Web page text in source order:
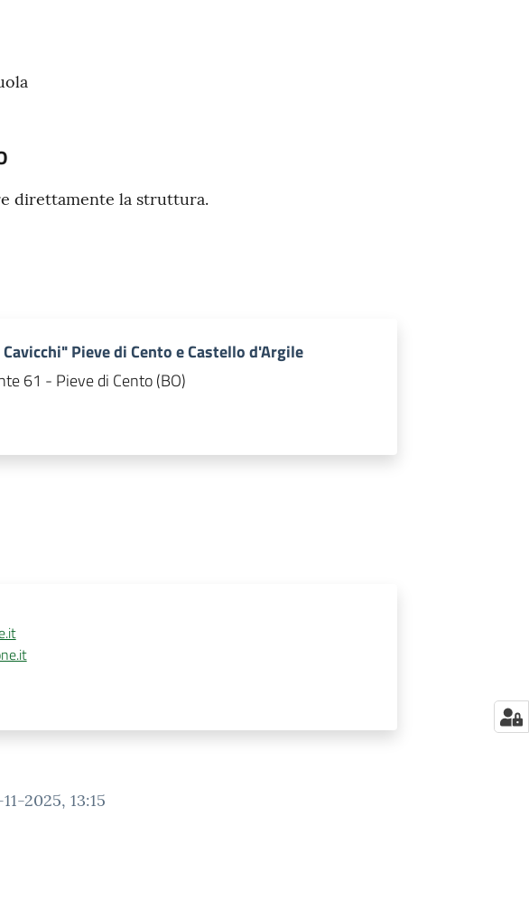
direttamente la struttura.
Pieve di Cento e Castello d'Argile
61 - Pieve di Cento (BO)
2025, 13:15